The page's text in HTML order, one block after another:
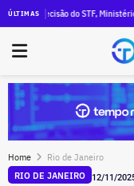
ÚLTIMAS
declara R$ 47 milhões em
decisão do STF, Ministério
Home Rio de Janeiro
RIO DE JANEIRO 12/11/